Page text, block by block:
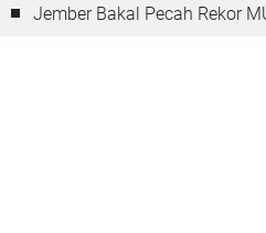
Jember Bakal Pecah Rekor